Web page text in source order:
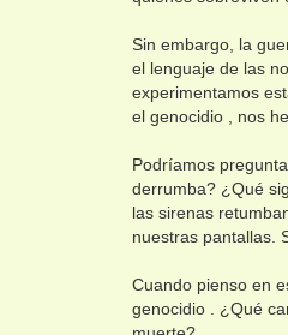
Sin embargo, la
el lenguaje de las
experimentamos
el genocidio , nos
Podríamos
derrumba? ¿Qué
las sirenas
nuestras pantallas.
Cuando pienso en
genocidio . ¿Qué